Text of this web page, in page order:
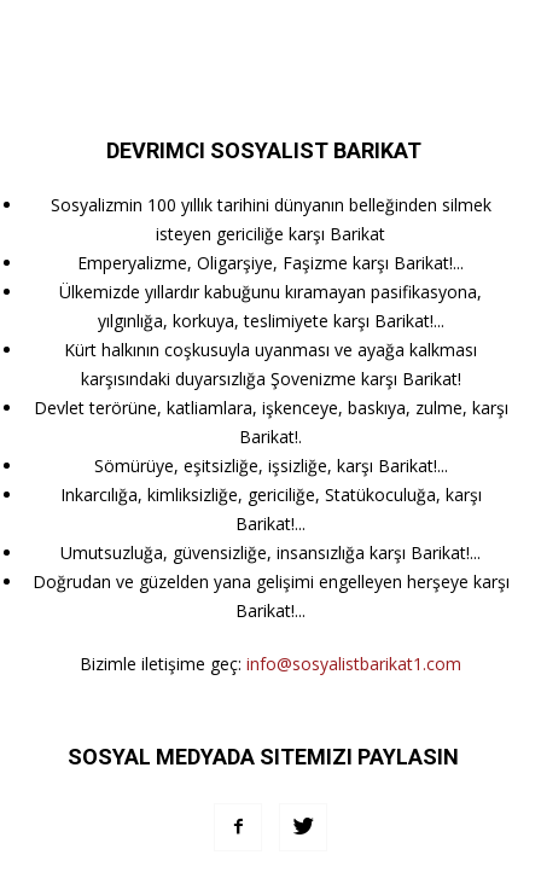
DEVRIMCI SOSYALIST BARIKAT
Sosyalizmin 100 yıllık tarihini dünyanın belleğinden silmek
isteyen gericiliğe karşı Barikat
Emperyalizme, Oligarşiye, Faşizme karşı Barikat!...
Ülkemizde yıllardır kabuğunu kıramayan pasifikasyona,
yılgınlığa, korkuya, teslimiyete karşı Barikat!...
Kürt halkının coşkusuyla uyanması ve ayağa kalkması
karşısındaki duyarsızlığa Şovenizme karşı Barikat!
Devlet terörüne, katliamlara, işkenceye, baskıya, zulme, karşı
Barikat!.
Sömürüye, eşitsizliğe, işsizliğe, karşı Barikat!...
Inkarcılığa, kimliksizliğe, gericiliğe, Statükoculuğa, karşı
Barikat!...
Umutsuzluğa, güvensizliğe, insansızlığa karşı Barikat!...
Doğrudan ve güzelden yana gelişimi engelleyen herşeye karşı
Barikat!...
Bizimle iletişime geç: info@sosyalistbarikat1.com
SOSYAL MEDYADA SITEMIZI PAYLASIN